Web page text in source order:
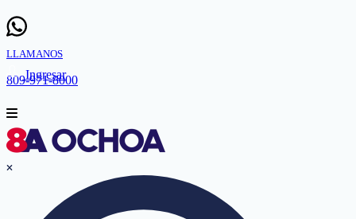
LLAMANOS
809-971-8000
Ingresar